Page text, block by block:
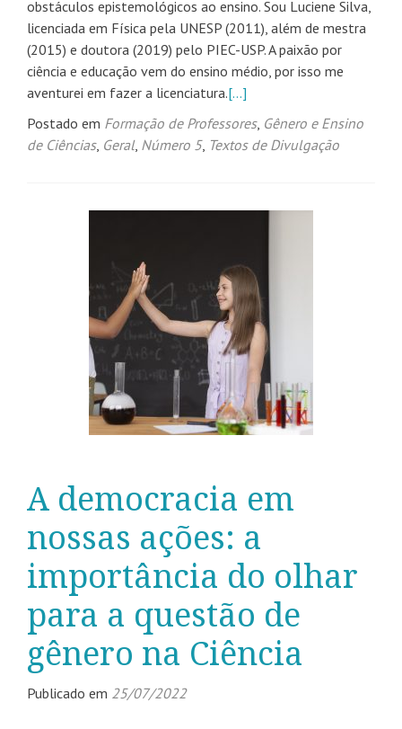
obstáculos epistemológicos ao ensino. Sou Luciene Silva,
licenciada em Física pela UNESP (2011), além de mestra
(2015) e doutora (2019) pelo PIEC-USP. A paixão por
ciência e educação vem do ensino médio, por isso me
aventurei em fazer a licenciatura.[…]
Postado em Formação de Professores, Gênero e Ensino
de Ciências, Geral, Número 5, Textos de Divulgação
A democracia em
nossas ações: a
importância do olhar
para a questão de
gênero na Ciência
Publicado em 25/07/2022